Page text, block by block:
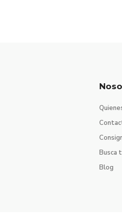
Busca
Blog